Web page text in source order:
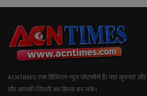
ACNTIMES एक डिजिटल न्यूज प्लेटफॉर्म है। यहां सूचनाएं और
और आपकी जिंदगी का हिस्सा बन सकें।